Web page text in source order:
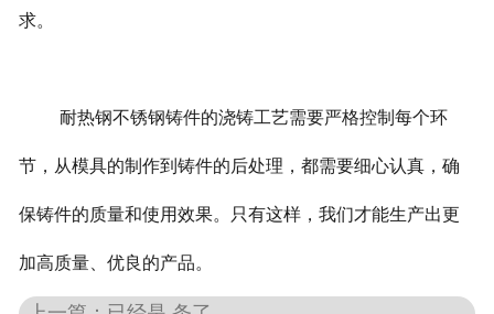
求。
耐热钢不锈钢铸件的浇铸工艺需要严格控制每个环
节，从模具的制作到铸件的后处理，都需要细心认真，确
保铸件的质量和使用效果。只有这样，我们才能生产出更
加高质量、优良的产品。